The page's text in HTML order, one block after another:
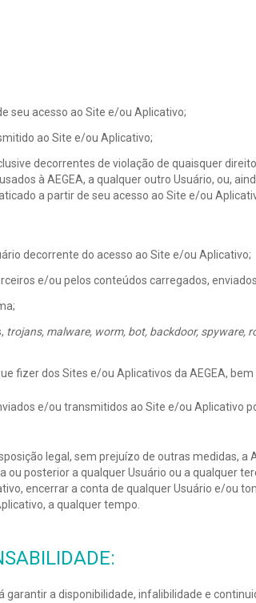
seu acesso ao Site e/ou Aplicativo;
ao Site e/ou Aplicativo;
decorrentes de violação de quaisquer
à AEGEA, a qualquer outro Usuário, ou,
a partir de seu acesso ao Site e/ou
decorrente do acesso ao Site e/ou Aplicativo;
e/ou pelos conteúdos carregados,
trojans, malware, worm, bot, backdoor, spyware,
fizer dos Sites e/ou Aplicativos da AEGEA,
e/ou transmitidos ao Site e/ou Aplicativo
legal, sem prejuízo de outras medidas, a
posterior a qualquer Usuário ou a qualquer
encerrar a conta de qualquer Usuário e/ou
a qualquer tempo.
garantir a disponibilidade, infalibilidade e